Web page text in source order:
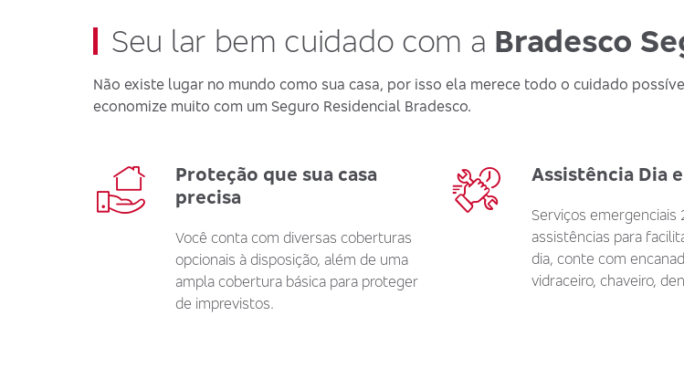
Seu lar bem cuidado com a Bradesco
Não existe lugar no mundo como sua casa, por isso ela merece todo o cuidado
economize muito com um Seguro Residencial Bradesco.
Proteção que sua casa
precisa
Você conta com diversas coberturas
opcionais à disposição, além de uma
ampla cobertura básica para proteger
de imprevistos.
Assistência Dia
Serviços emergenciais
assistências para
dia, conte com
vidraceiro, chaveiro,